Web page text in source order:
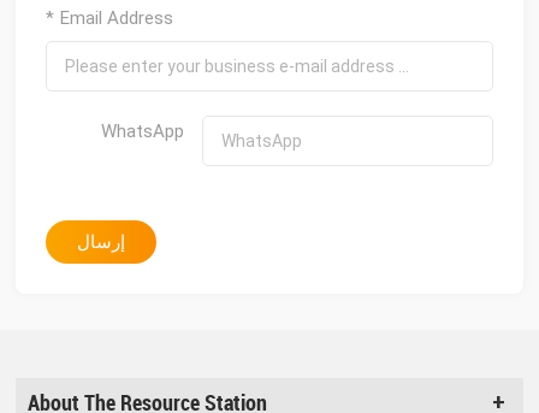
* Email Address
WhatsApp
إرسال
About The Resource Station